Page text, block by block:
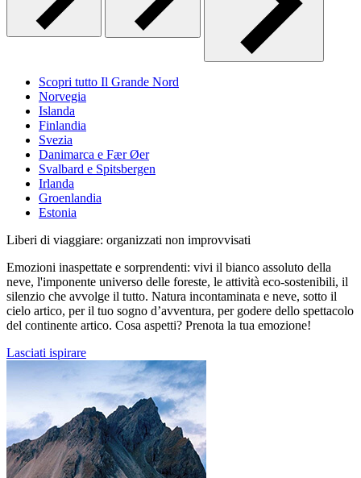
Scopri tutto Il Grande Nord
Norvegia
Islanda
Finlandia
Svezia
Danimarca e Fær Øer
Svalbard e Spitsbergen
Irlanda
Groenlandia
Estonia
Liberi di viaggiare: organizzati non improvvisati
Emozioni inaspettate e sorprendenti: vivi il bianco assoluto della
neve, l'imponente universo delle foreste, le attività eco-sostenibili, il
silenzio che avvolge il tutto. Natura incontaminata e neve, sotto il
cielo artico, per il tuo sogno d’avventura, per godere dello spettacolo
del continente artico. Cosa aspetti? Prenota la tua emozione!
Lasciati ispirare